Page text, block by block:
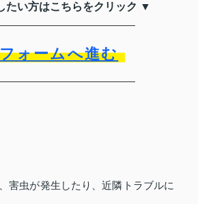
たい方はこちらをクリック ▼
ォームへ進む
害虫が発生したり、近隣トラブルに